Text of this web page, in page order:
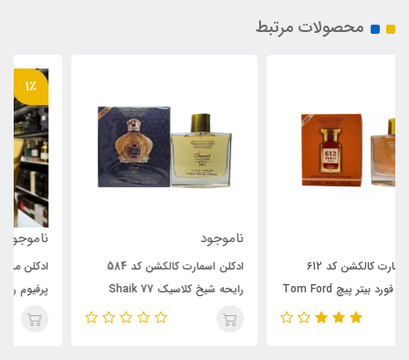
محصولات مرتبط
ادکلن اسمارت کالکشن کد 584
رایحه شیخ کلاسیک 77 Shaik
Opulent Classic No 77
ادکلن مردانه روونا مدل رونا ایو د
پرفیوم رایحه ژان پل گوتیه له مال
الکسیر (rovena) Jean Paul